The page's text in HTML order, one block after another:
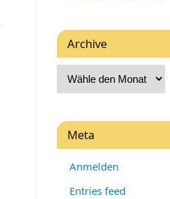
Archive
Meta
Anmelden
Entries feed